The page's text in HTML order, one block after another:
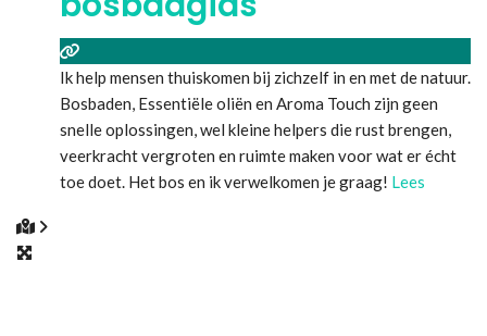
Ik help mensen thuiskomen bij zichzelf in en met de natuur.
Bosbaden, Essentiële oliën en Aroma Touch zijn geen
snelle oplossingen, wel kleine helpers die rust brengen,
veerkracht vergroten en ruimte maken voor wat er écht
toe doet. Het bos en ik verwelkomen je graag! Lees